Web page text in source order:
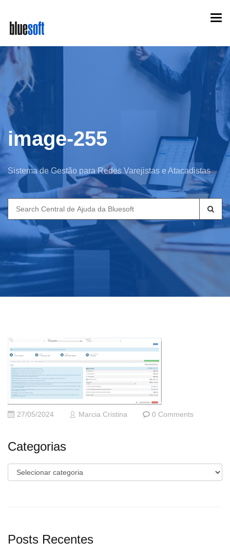
main
content
image-255
Sistema de Gestão para Redes Varejistas e Atacadistas
Search
for:
27/05/2024 Marcia Cristina 0 Comments
Categorias
Categorias
Posts Recentes